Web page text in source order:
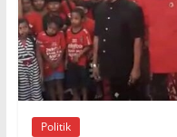
Politik